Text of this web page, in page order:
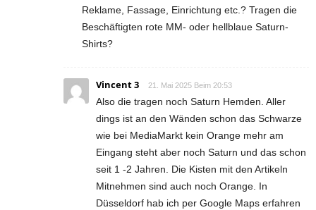
Reklame, Fassage, Einrichtung etc.? Tragen die
Beschäftigten rote MM- oder hellblaue Saturn-
Shirts?
Vincent 3 21. Mai 2025 Beim 20:53
Also die tragen noch Saturn Hemden. Aller
dings ist an den Wänden schon das Schwarze
wie bei MediaMarkt kein Orange mehr am
Eingang steht aber noch Saturn und das schon
seit 1 -2 Jahren. Die Kisten mit den Artikeln
Mitnehmen sind auch noch Orange. In
Düsseldorf hab ich per Google Maps erfahren